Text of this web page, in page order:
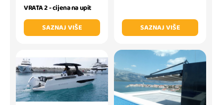
VRATA 2 - cijena na upit
SAZNAJ VIŠE
SAZNAJ VIŠE